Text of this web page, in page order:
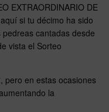
EXTRAORDINARIO DE
si tu décimo ha sido
cantadas desde
vista el Sorteo
pero en estas ocasiones
la